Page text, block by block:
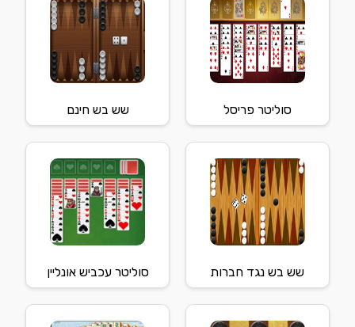
סוליטר פריסל שש בש חינם
שש בש נגד חברות סוליטר עכביש אונליין